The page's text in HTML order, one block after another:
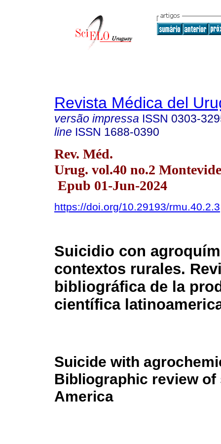
Revista Médica del
versão impressa ISSN 0303-
line ISSN 1688-0390
Rev. Méd.
Urug. vol.40 no.2
Epub 01-Jun-2024
https://doi.org/10.29193/rmu.40.2.3
Suicidio con
contextos rurales.
bibliográfica de la
científica
Suicide with
Bibliographic review
America